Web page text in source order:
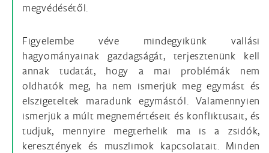
megvédésétől.
Figyelembe véve mindegyikünk vallási
hagyományainak gazdagságát, terjesztenünk kell
annak tudatát, hogy a mai problémák nem
oldhatók meg, ha nem ismerjük meg egymást és
elszigeteltek maradunk egymástól. Valamennyien
ismerjük a múlt megnemértéseit és konfliktusait, és
tudjuk, mennyire megterhelik ma is a zsidók,
keresztények és muszlimok kapcsolatait. Minden